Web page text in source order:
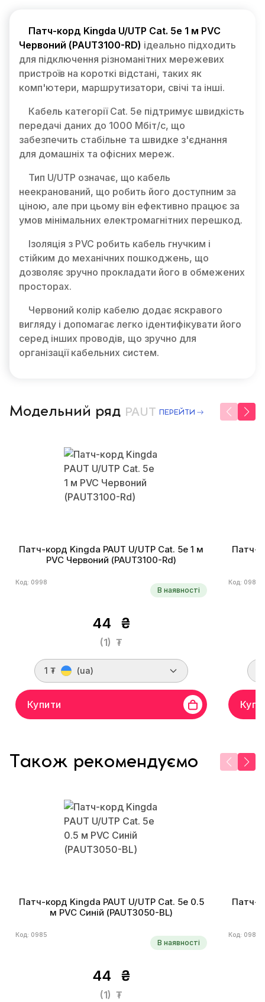
Патч-корд Kingda U/UTP Cat. 5e 1 м PVC
Червоний (PAUT3100-RD) ідеально підходить
для підключення різноманітних мережевих
пристроїв на короткі відстані, таких як
комп'ютери, маршрутизатори, свічі та інші.
Кабель категорії Cat. 5e підтримує швидкість
передачі даних до 1000 Мбіт/с, що
забезпечить стабільне та швидке з'єднання
для домашніх та офісних мереж.
Тип U/UTP означає, що кабель
неекранований, що робить його доступним за
ціною, але при цьому він ефективно працює за
умов мінімальних електромагнітних перешкод.
Ізоляція з PVC робить кабель гнучким і
стійким до механічних пошкоджень, що
дозволяє зручно прокладати його в обмежених
просторах.
Червоний колір кабелю додає яскравого
вигляду і допомагає легко ідентифікувати його
серед інших проводів, що зручно для
організації кабельних систем.
Модельний ряд PAUT ПЕРЕЙТИ
Патч-корд Kingda PAUT U/UTP Cat. 5e 1 м
PVC Червоний (PAUT3100-Rd)
Код: 0998
В наявності
44 ₴
(1) ₮
1 ₮ (ua)
Купити
Патч-
Код: 0985
Також рекомендуємо
Патч-корд Kingda PAUT U/UTP Cat. 5e 0.5
м PVC Синій (PAUT3050-BL)
Код: 0985
В наявності
44 ₴
(1) ₮
Патч-
Код: 0989